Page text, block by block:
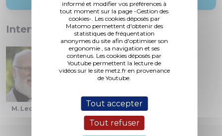
informé et modifier vos préférences à
tout moment sur la page -Gestion des
cookies-. Les cookies déposés par
Matomo permettent d'obtenir des
statistiques de fréquentation
anonymes du site afin d'optimiser son
ergonomie , sa navigation et ses
contenus. Les cookies déposés par
Youtube permettent la lecture de
vidéos sur le site metz.fr en provenance
de Youtube.
Tout accepter
Tout refuser
Interventions :
M. Lecocq M. Nzihou M. Gourlot